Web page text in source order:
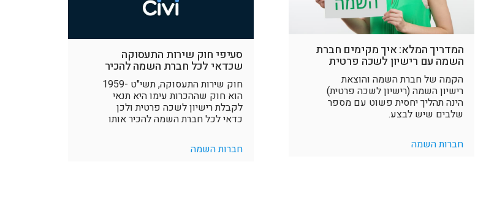
המדריך המלא: איך מקימים חברת
השמה עם רישיון לשכה פרטית
הקמה של חברת השמה והוצאת
רישיון השמה (רישיון לשכה פרטית)
הינה תהליך יחסית פשוט עם מספר
שלבים שיש לבצע.
חברות השמה
סעיפי חוק שירות התעסוקה
שכדאי לכל חברת השמה להכיר
חוק שירות התעסוקה, תשי"ט -1959
הוא חוק שההכרות עימו היא תנאי
לקבלת רישיון לשכה פרטית ולכן
כדאי לכל חברת השמה להכיר אותו
חברות השמה